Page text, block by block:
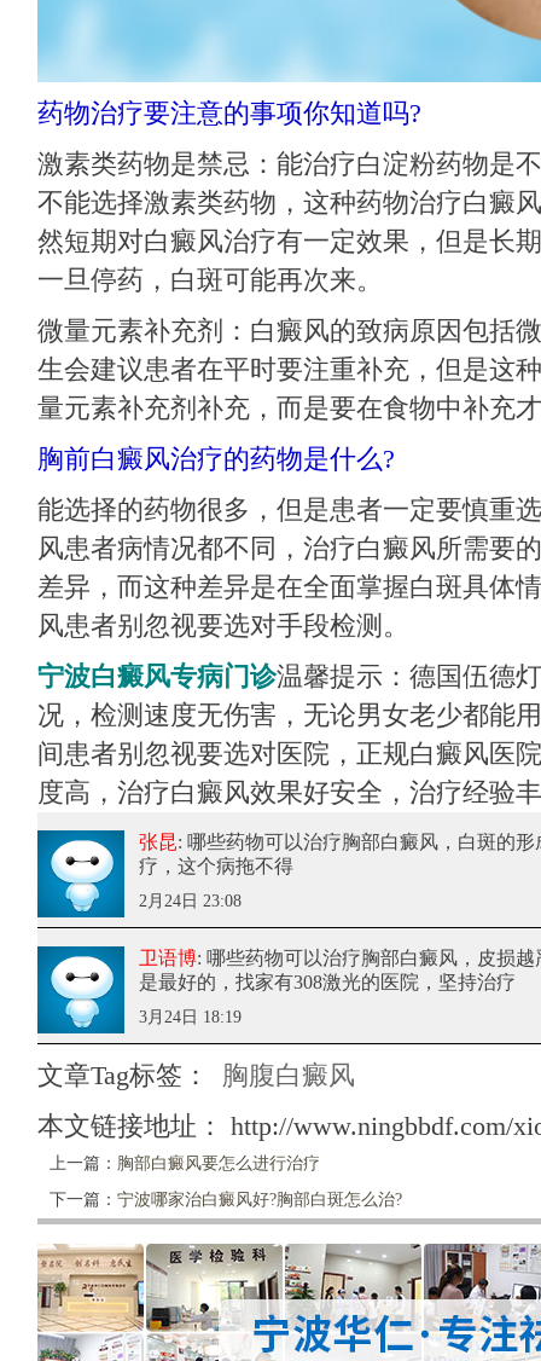
药物治疗要注意的事项你知道吗?
激素类药物是禁忌：能治疗白淀粉药物是
不能选择激素类药物，这种药物治疗白癜
然短期对白癜风治疗有一定效果，但是长
一旦停药，白斑可能再次来。
微量元素补充剂：白癜风的致病原因包括
生会建议患者在平时要注重补充，但是这
量元素补充剂补充，而是要在食物中补充
胸前白癜风治疗的药物是什么?
能选择的药物很多，但是患者一定要慎重
风患者病情况都不同，治疗白癜风所需要
差异，而这种差异是在全面掌握白斑具体
风患者别忽视要选对手段检测。
宁波白癜风专病门诊温馨提示：德国伍德
况，检测速度无伤害，无论男女老少都能
间患者别忽视要选对医院，正规白癜风医
度高，治疗白癜风效果好安全，治疗经验
张昆: 哪些药物可以治疗胸部白癜风，白斑的形
疗，这个病拖不得
2月24日 23:08
卫语博: 哪些药物可以治疗胸部白癜风，皮损越
是最好的，找家有308激光的医院，坚持治疗
3月24日 18:19
文章Tag标签：
胸腹白癜风
本文链接地址： http://www.ningbbdf.com/
上一篇： 胸部白癜风要怎么进行治疗
下一篇： 宁波哪家治白癜风好?胸部白斑怎么治?